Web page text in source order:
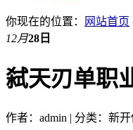
你现在的位置： 网站首页
12月28日
弑天刃单职
作者：admin | 分类：新开